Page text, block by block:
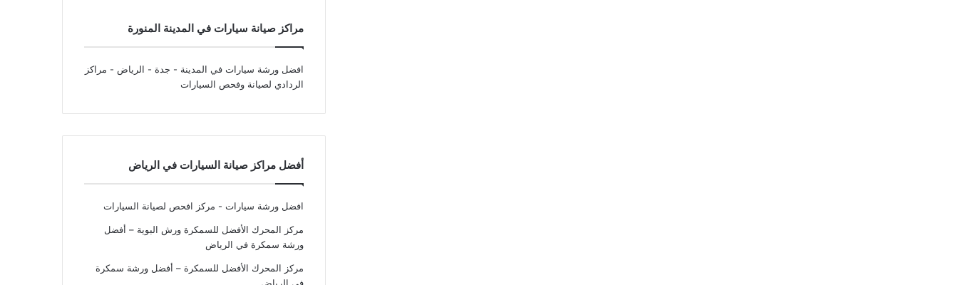
مراكز صيانة سيارات في المدينة المنورة
افضل ورشة سيارات في المدينة - جدة - الرياض - مراكز
الردادي لصيانة وفحص السيارات
أفضل مراكز صيانة السيارات في الرياض
افضل ورشة سيارات - مركز افحص لصيانة السيارات
مركز المحرك الأفضل للسمكرة ورش البوية – أفضل
ورشة سمكرة في الرياض
مركز المحرك الأفضل للسمكرة – أفضل ورشة سمكرة
في الرياض